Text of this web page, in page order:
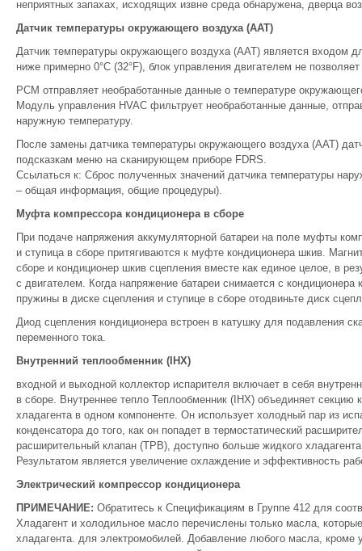
неприятных запахах, исходящих извне среда обнаружена, дверца
Датчик температуры окружающего воздуха (AAT)
Датчик температуры окружающего воздуха (AAT) является входом
ниже примерно 0°C (32°F), блок управления двигателем не
PCM отправляет необработанные данные о температуре
Модуль управления HVAC фильтрует необработанные данные,
наружную температуру.
После замены датчика температуры окружающего воздуха (AAT)
подсказкам меню на сканирующем приборе FDRS.
Ссылаться к: Сброс полученных значений датчика температуры
– общая информация, общие процедуры).
Муфта компрессора кондиционера в сборе
При подаче напряжения аккумуляторной батареи на поле муфты
и ступица в сборе притягиваются к муфте кондиционера шкив.
сборе и кондиционер шкив сцепления вместе как единое целое, в
с двигателем. Когда напряжение батареи снимается с
пружины в диске сцепления и ступице в сборе отодвиньте диск
Диод сцепления кондиционера встроен в катушку для подавления
переменного тока.
Внутренний теплообменник (IHX)
входной и выходной коллектор испарителя включает в себя
в сборе. Внутреннее тепло Теплообменник (IHX) объединяет секцию
хладагента в одном компоненте. Он использует холодный пар из
конденсатора до того, как он попадет в термостатический
расширительный клапан (ТРВ), доступно больше жидкого
Результатом является увеличение охлаждение и эффективность
Электрический компрессор кондиционера
ПРИМЕЧАНИЕ: Обратитесь к Спецификациям в Группе 412 для
Хладагент и холодильное масло перечислены только масла,
хладагента. для электромобилей. Добавление любого масла, кроме